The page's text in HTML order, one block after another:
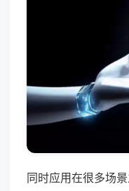
同时应用在很多场